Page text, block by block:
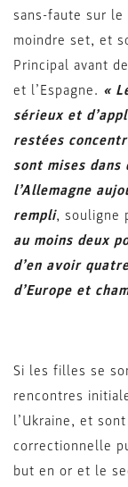
sans-faute sur le
moindre set, et
Principal avant
et l’Espagne. «
sérieux et
restées
sont mises
l’Allemagne
rempli, souligne
au moins deux
d’en avoir
d’Europe et
Si les filles se
rencontres
l’Ukraine, et
correctionnelle
but en or et le